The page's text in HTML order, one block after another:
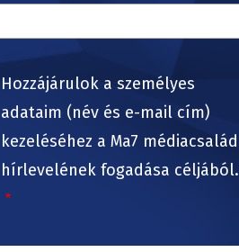
Hozzájárulok a személyes
adataim (név és e-mail cím)
kezeléséhez a Ma7 médiacsalád
hírlevelének fogadása céljából.